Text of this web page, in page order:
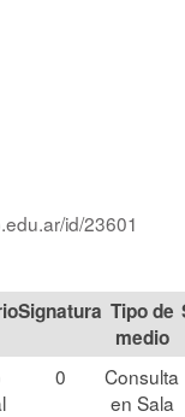
id/23601
Signatura Tipo de
medio
0
Consulta
en Sala